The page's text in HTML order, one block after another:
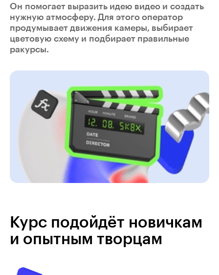
Он помогает выразить идею видео и создать
нужную атмосферу. Для этого оператор
продумывает движения камеры, выбирает
цветовую схему и подбирает правильные
ракурсы.
Курс подойдёт новичкам
и опытным творцам